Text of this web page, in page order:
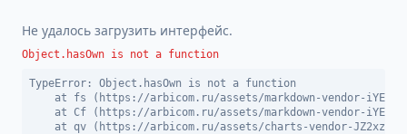
Не удалось загрузить интерфейс.
Object.hasOwn is not a function
TypeError: Object.hasOwn is not a function
at fs (https://arbicom.ru/assets/markdown-vendor-
at Cf (https://arbicom.ru/assets/markdown-vendor-
at qv (https://arbicom.ru/assets/charts-vendor-